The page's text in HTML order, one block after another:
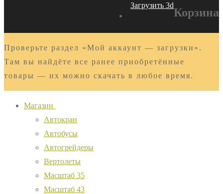
Загрузить 3d
Корзина
Проверьте раздел «Мой аккаунт — загрузки».
Там вы найдёте все ранее приобретённые
товары — их можно скачать в любое время.
Магазин
Автокран
Автобусы
Автогрейдеры
Вертолеты
Масштаб 35
Масштаб 43